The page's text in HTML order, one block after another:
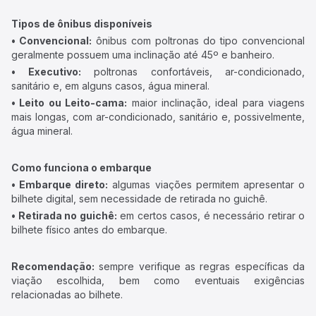
Tipos de ônibus disponíveis
• Convencional: ônibus com poltronas do tipo convencional
geralmente possuem uma inclinação até 45º e banheiro.
• Executivo: poltronas confortáveis, ar-condicionado,
sanitário e, em alguns casos, água mineral.
• Leito ou Leito-cama: maior inclinação, ideal para viagens
mais longas, com ar-condicionado, sanitário e, possivelmente,
água mineral.
Como funciona o embarque
• Embarque direto: algumas viações permitem apresentar o
bilhete digital, sem necessidade de retirada no guichê.
• Retirada no guichê: em certos casos, é necessário retirar o
bilhete físico antes do embarque.
Recomendação: sempre verifique as regras específicas da
viação escolhida, bem como eventuais exigências
relacionadas ao bilhete.